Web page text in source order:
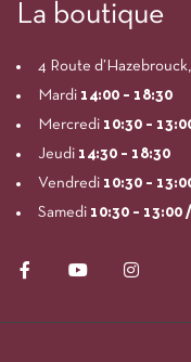
La boutique
4 Route
Mardi 14:00 – 18:30
Mercredi 10:30 –
Jeudi 14:30 – 18:30
Vendredi 10:30 –
Samedi 10:30 – 13:00